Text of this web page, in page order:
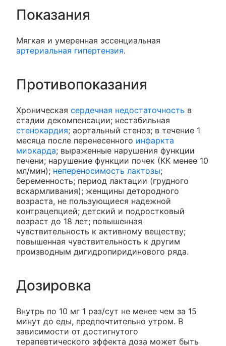
Показания
Мягкая и умеренная эссенциальная
артериальная гипертензия.
Противопоказания
Хроническая сердечная недостаточность в
стадии декомпенсации; нестабильная
стенокардия; аортальный стеноз; в течение 1
месяца после перенесенного инфаркта
миокарда; выраженные нарушения функции
печени; нарушение функции почек (КК менее 10
мл/мин); непереносимость лактозы;
беременность; период лактации (грудного
вскармливания); женщины детородного
возраста, не пользующиеся надежной
контрацепцией; детский и подростковый
возраст до 18 лет; повышенная
чувствительность к активному веществу;
повышенная чувствительность к другим
производным дигидропиридинового ряда.
Дозировка
Внутрь по 10 мг 1 раз/сут не менее чем за 15
минут до еды, предпочтительно утром. В
зависимости от достигнутого
терапевтического эффекта доза может быть